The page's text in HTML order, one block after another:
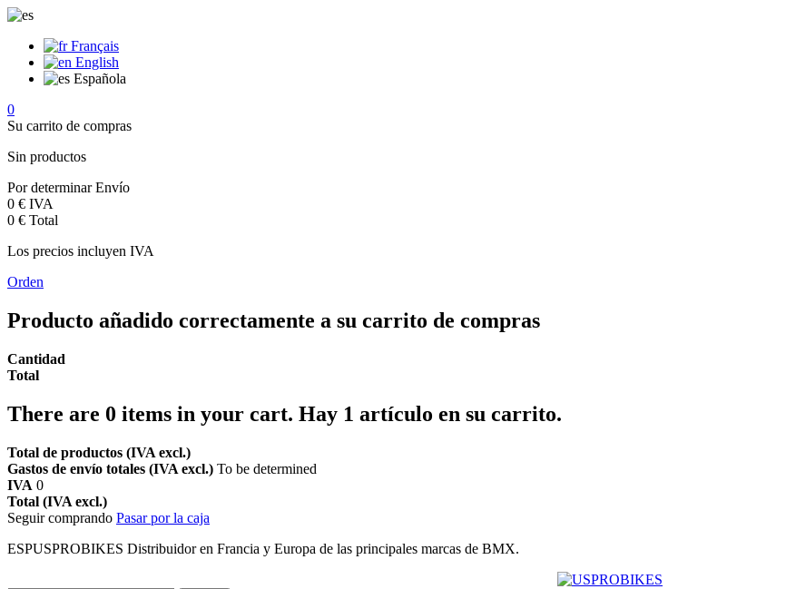
Français
English
Española
0
Su carrito de compras
Sin productos
Por determinarEnvío
0 € IVA
0 € Total
Los precios incluyen IVA
Orden
Producto añadido correctamente a su carrito de compras
Cantidad
Total
There are 0 items in your cart. Hay 1 artículo en su carrito.
Total de productos (IVA excl.)
Gastos de envío totales (IVA excl.) To be determined
IVA 0
Total (IVA excl.)
Seguir comprando Pasar por la caja
ESPUSPROBIKES Distribuidor en Francia y Europa de las principales marcas de BMX.